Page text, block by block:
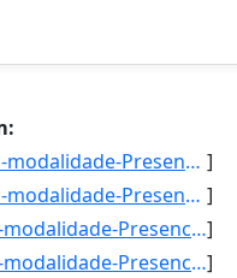
35: municipio-Teresina-centro-CCN-modalidade-Presencial-convenio--selecao-SISU_COTA-cota-AA-2-sexo-F-uf-] ]
36: municipio-Teresina-centro-CCN-modalidade-Presencial-convenio--selecao-SISU_COTA-cota-AA-2-sexo-M-uf-] ]
37: municipio-Teresina-centro-CCS-modalidade-Presencial-convenio--selecao-SISU_COTA-cota-AA-2-sexo-M-uf-]]
38: municipio-Teresina-centro-CCS-modalidade-Presencial-convenio--selecao-SISU_COTA-cota-AA-4-sexo-F-uf-]]